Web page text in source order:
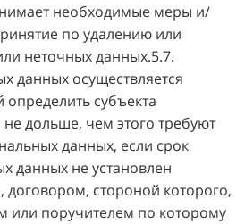
необходимые меры и/
по удалению или
неточных данных.5.7.
данных осуществляется
субъекта
дольше, чем этого требуют
данных, если срок
данных не установлен
стороной которого,
или поручителем по которому